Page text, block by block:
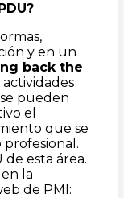
y en un
back the
actividades
pueden
el
que se
esta área.
la
de PMI: